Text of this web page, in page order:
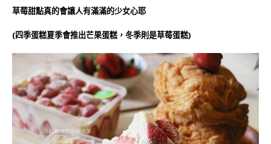
草莓甜點真的會讓人有滿滿的少女心耶
(四季蛋糕夏季會推出芒果蛋糕，冬季則是草莓蛋糕)